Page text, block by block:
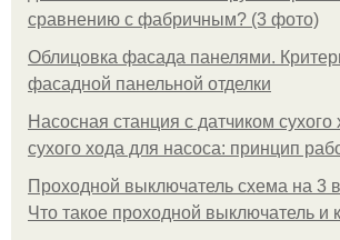
сравнению с фабричным? (3 фото)
Облицовка фасада панелями.
фасадной панельной отделки
Насосная станция с датчиком сухого
сухого хода для насоса: принцип
Проходной выключатель схема на 3
Что такое проходной выключатель и